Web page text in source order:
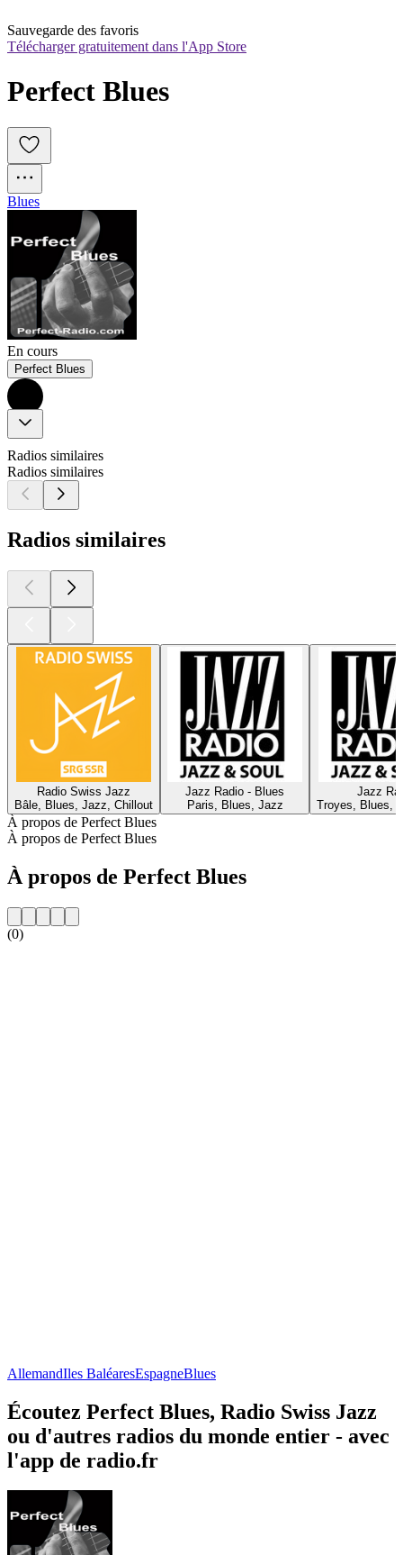
Sauvegarde des favoris
Télécharger gratuitement dans l'App Store
Perfect Blues
Blues
En cours
Perfect Blues
Radios similaires
Radios similaires
Radios similaires
Radio Swiss Jazz
Bâle, Blues, Jazz, Chillout
Jazz Radio - Blues
Paris, Blues, Jazz
Jazz
Troyes, Blues,
À propos de Perfect Blues
À propos de Perfect Blues
À propos de Perfect Blues
(0)
AllemandIles BaléaresEspagneBlues
Écoutez Perfect Blues, Radio Swiss Jazz
ou d'autres radios du monde entier - avec
l'app de radio.fr